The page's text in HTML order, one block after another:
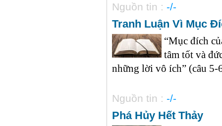
Nguồn tin : -/-
Tranh Luận Vì Mục
“Mục đích
tâm tốt và
những lời vô ích” (câu 5-
Nguồn tin : -/-
Phá Hủy Hết Thảy